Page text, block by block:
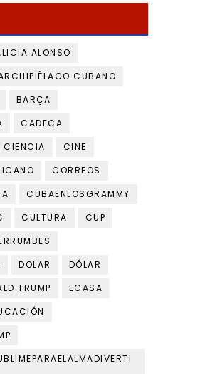
ALONSO
CUBANO
BARÇA
CADECA
CIENCIA
CINE
CORREOS
CUBAENLOSGRAMMY
CULTURA
CUP
DOLAR
DÓLAR
TRUMP
ECASA